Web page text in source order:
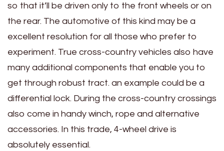
so that it’ll be driven only to the front wheels or on
the rear. The automotive of this kind may be a
excellent resolution for all those who prefer to
experiment. True cross-country vehicles also have
many additional components that enable you to
get through robust tract. an example could be a
differential lock. During the cross-country crossings
also come in handy winch, rope and alternative
accessories. In this trade, 4-wheel drive is
absolutely essential.